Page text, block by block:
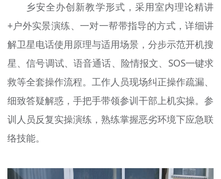
乡安全办创新教学形式，采用室内理论精讲
+户外实景演练、一对一帮带指导的方式，详细讲
解卫星电话使用原理与适用场景，分步示范开机搜
星、信号调试、语音通话、险情报文、SOS一键求
救等全套操作流程。工作人员现场纠正操作疏漏、
细致答疑解惑，手把手带领参训干部上机实操。参
训人员反复实操演练，熟练掌握恶劣环境下应急联
络技能。